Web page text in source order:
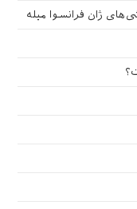
ژان فرانسوا میله